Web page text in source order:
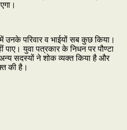
उनके परिवार व भाईयों सब कुछ किया।
युवा पत्रकार के निधन पर पौण्टा
सदस्यों ने शोक व्यक्त किया है और
की है।